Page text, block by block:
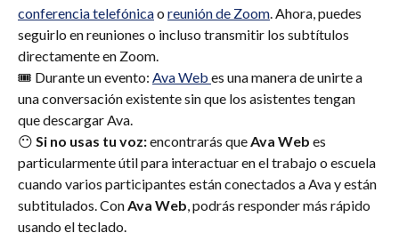
conferencia telefónica o reunión de Zoom. Ahora, puedes
seguirlo en reuniones o incluso transmitir los subtítulos
directamente en Zoom.
🎟 Durante un evento: Ava Web es una manera de unirte a
una conversación existente sin que los asistentes tengan
que descargar Ava.
😶 Si no usas tu voz: encontrarás que Ava Web es
particularmente útil para interactuar en el trabajo o escuela
cuando varios participantes están conectados a Ava y están
subtitulados. Con Ava Web, podrás responder más rápido
usando el teclado.